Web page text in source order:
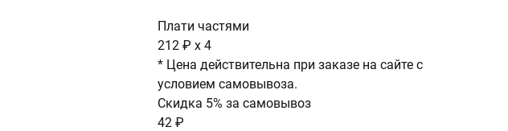
Плати частями
212 ₽ x 4
* Цена действительна при заказе на сайте с
условием самовывоза.
Скидка 5% за самовывоз
42 ₽